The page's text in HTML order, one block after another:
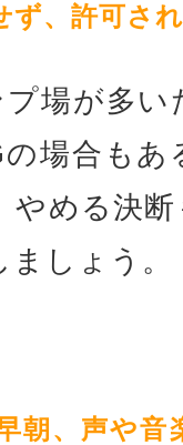
、許可され
場が多
場合も
やめる決
しょう。
、声や音